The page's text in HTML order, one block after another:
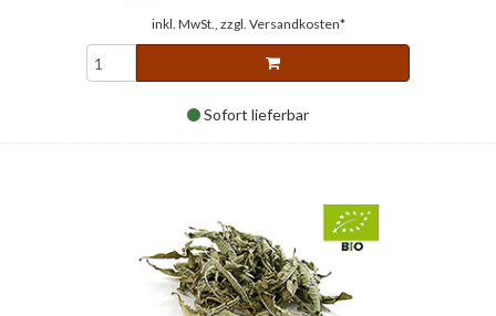
inkl. MwSt., zzgl. Versandkosten*
Sofort lieferbar